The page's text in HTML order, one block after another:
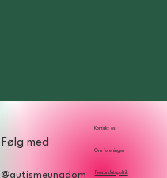
Følg med
@autismeungdom
Kontakt os
Om foreningen
Persondatapolitik